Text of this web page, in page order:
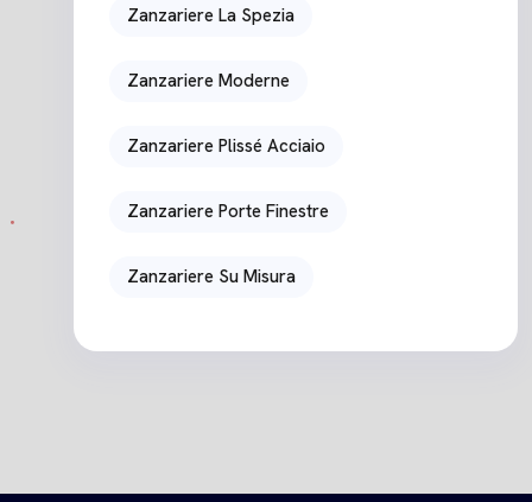
Zanzariere La Spezia
Zanzariere Moderne
Zanzariere Plissé Acciaio
Zanzariere Porte Finestre
Zanzariere Su Misura